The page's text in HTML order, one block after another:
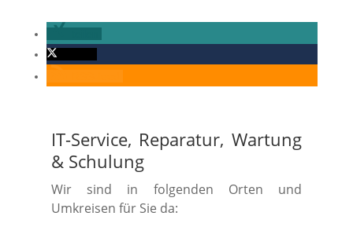
IT-Service, Reparatur, Wartung
& Schulung
Wir sind in folgenden Orten und
Umkreisen für Sie da: